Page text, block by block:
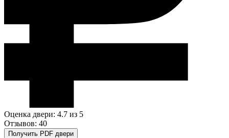
Оценка двери: 4.7 из 5
Отзывов: 40
Получить PDF двери